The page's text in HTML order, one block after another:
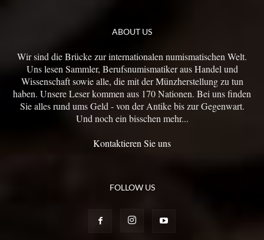
ABOUT US
Wir sind die Brücke zur internationalen numismatischen Welt.
Uns lesen Sammler, Berufsnumismatiker aus Handel und
Wissenschaft sowie alle, die mit der Münzherstellung zu tun
haben. Unsere Leser kommen aus 170 Nationen. Bei uns finden
Sie alles rund ums Geld - von der Antike bis zur Gegenwart.
Und noch ein bisschen mehr...
Kontaktieren Sie uns
FOLLOW US